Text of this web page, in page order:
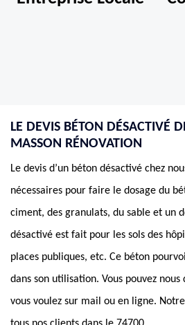
LE DEVIS BÉTON DÉSACTIVÉ
MASSON RÉNOVATION
Le devis d’un béton désactivé chez
nécessaires pour faire le dosage du
ciment, des granulats, du sable et un
désactivé est fait pour les sols des
places publiques, etc. Ce béton
dans son utilisation. Vous pouvez
vous voulez sur mail ou en ligne.